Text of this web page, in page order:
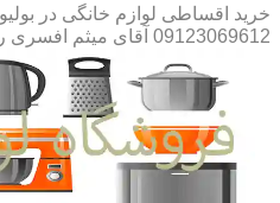
خرید اقساطی لوازم خانگی در
09123069612 آقای میثم افسری